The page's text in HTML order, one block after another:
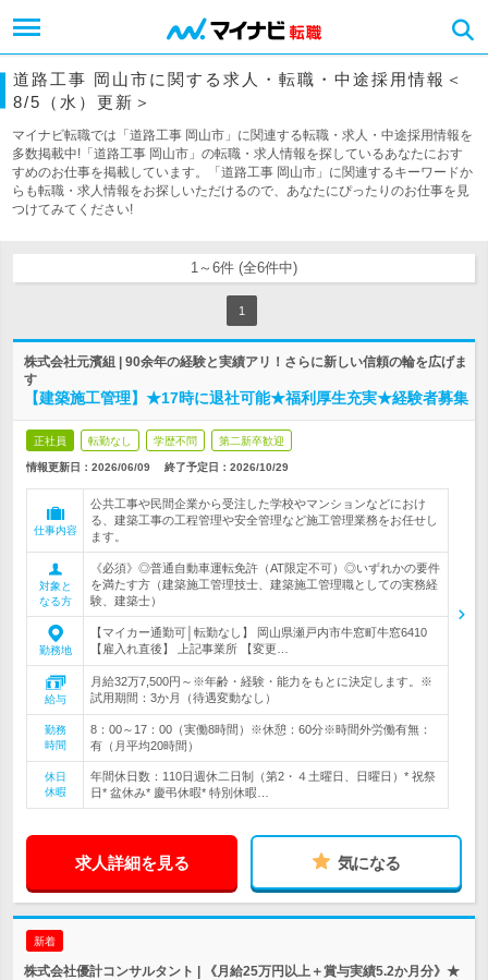
道路工事 岡山市に関する求人・転職・中途採用情報＜
8/5（水）更新＞
マイナビ転職では「道路工事 岡山市」に関連する転職・求人・中途採用情報を
多数掲載中!「道路工事 岡山市」の転職・求人情報を探しているあなたにおす
すめのお仕事を掲載しています。「道路工事 岡山市」に関連するキーワードか
らも転職・求人情報をお探しいただけるので、あなたにぴったりのお仕事を見
つけてみてください!
1～6件 (全6件中)
1
株式会社元濱組 | 90余年の経験と実績アリ！さらに新しい信頼の輪を広げま
す
【建築施工管理】★17時に退社可能★福利厚生充実★経験者募集
正社員 転勤なし 学歴不問 第二新卒歓迎
情報更新日：2026/06/09 終了予定日： 2026/10/29
仕事内容
公共工事や民間企業から受注した学校やマンションなどにおけ
る、建築工事の工程管理や安全管理など施工管理業務をお任せし
ます。
対象と
なる方
《必須》◎普通自動車運転免許（AT限定不可）◎いずれかの要件
を満たす方（建築施工管理技士、建築施工管理職としての実務経
験、建築士）
勤務地
【マイカー通勤可│転勤なし】 岡山県瀬戸内市牛窓町牛窓6410
【雇入れ直後】 上記事業所 【変更…
給与
月給32万7,500円～※年齢・経験・能力をもとに決定します。※
試用期間：3か月（待遇変動なし）
勤務
時間
8：00～17：00（実働8時間）※休憩：60分※時間外労働有無：
有（月平均20時間）
休日
休暇
年間休日数：110日週休二日制（第2・４土曜日、日曜日）* 祝祭
日* 盆休み* 慶弔休暇* 特別休暇…
求人詳細を見る 気になる
新着
株式会社優計コンサルタント | 《月給25万円以上＋賞与実績5.2か月分》★